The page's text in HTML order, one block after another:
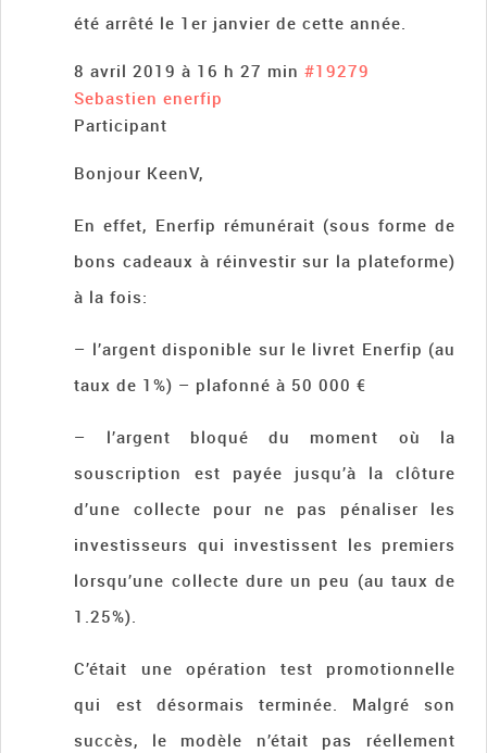
été arrêté le 1er janvier de cette année.
8 avril 2019 à 16 h 27 min #19279
Sebastien enerfip
Participant
Bonjour KeenV,
En effet, Enerfip rémunérait (sous forme de
bons cadeaux à réinvestir sur la plateforme)
à la fois:
– l’argent disponible sur le livret Enerfip (au
taux de 1%) – plafonné à 50 000 €
– l’argent bloqué du moment où la
souscription est payée jusqu’à la clôture
d’une collecte pour ne pas pénaliser les
investisseurs qui investissent les premiers
lorsqu’une collecte dure un peu (au taux de
1.25%).
C’était une opération test promotionnelle
qui est désormais terminée. Malgré son
succès, le modèle n’était pas réellement